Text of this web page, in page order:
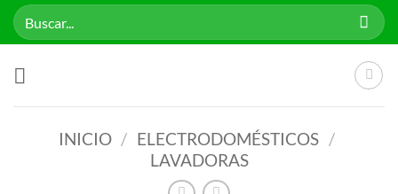
Saltar
Buscar
por:
INICIO / ELECTRODOMÉSTICOS /
LAVADORAS